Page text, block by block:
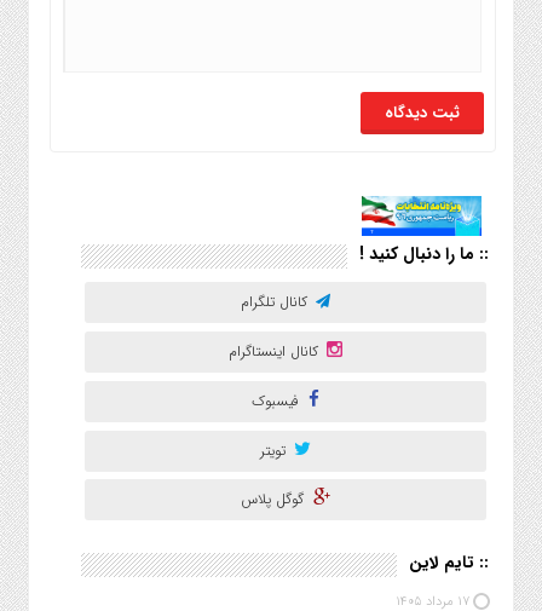
:: ما را دنبال کنید !
کانال تلگرام
کانال اینستاگرام
فیسبوک
تویتر
گوگل پلاس
:: تایم لاین
۱۷ مرداد ۱۴۰۵